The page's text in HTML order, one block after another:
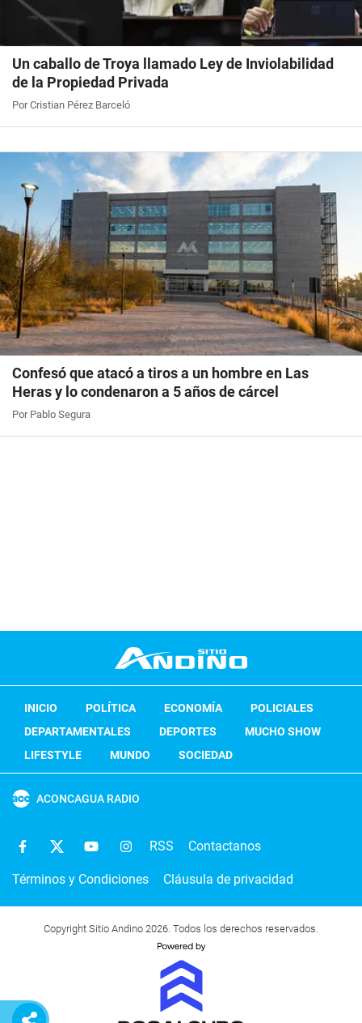
Un caballo de Troya llamado Ley de Inviolabilidad
de la Propiedad Privada
Por Cristian Pérez Barceló
Confesó que atacó a tiros a un hombre en Las
Heras y lo condenaron a 5 años de cárcel
Por Pablo Segura
INICIO POLÍTICA ECONOMÍA
POLICIALES
DEPARTAMENTALES
DEPORTES
MUCHO SHOW
LIFESTYLE
MUNDO SOCIEDAD
ACONCAGUA RADIO
RSS Contactanos
Términos y Condiciones Cláusula de privacidad
Copyright Sitio Andino 2026. Todos los derechos reservados.